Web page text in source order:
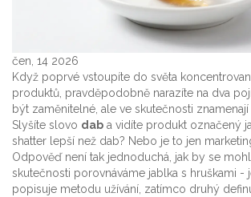
čen, 14 2026
Když poprvé vstoupíte do světa
produktů, pravděpodobně narazíte na dva
být zaměnitelné, ale ve skutečnosti znamenají
Slyšíte slovo dab a vidíte produkt označený
shatter lepší než dab? Nebo je to jen
Odpověď není tak jednoduchá, jak by se
skutečnosti porovnáváme jablka s hruškami -
popisuje metodu užívání, zatímco druhý